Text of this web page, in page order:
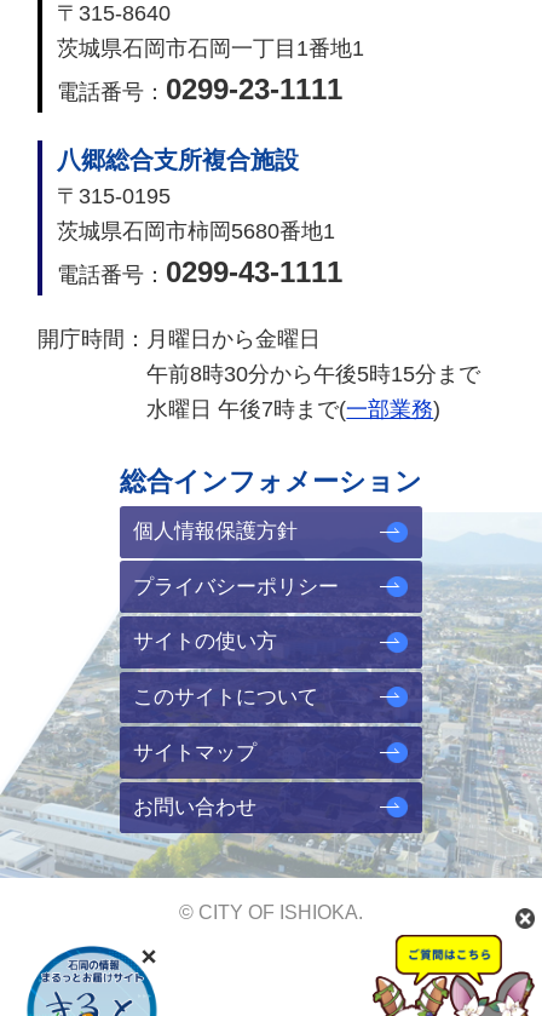
〒315-8640
茨城県石岡市石岡一丁目1番地1
電話番号： 0299-23-1111
八郷総合支所複合施設
〒315-0195
茨城県石岡市柿岡5680番地1
電話番号： 0299-43-1111
開庁時間： 月曜日から金曜日
午前8時30分から午後5時15分まで
水曜日 午後7時まで(一部業務)
総合インフォメーション
個人情報保護方針
プライバシーポリシー
サイトの使い方
このサイトについて
サイトマップ
お問い合わせ
© CITY OF ISHIOKA.